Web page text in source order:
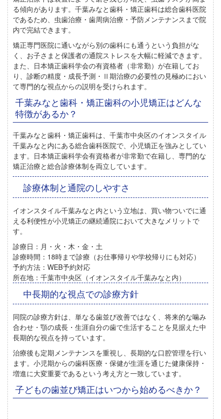
る傾向があります。千葉みなと歯科・矯正歯科は総合歯科医院
であるため、虫歯治療・歯周病治療・予防メンテナンスまで院
内で完結できます。
矯正専門医院に通いながら別の歯科にも通うという負担がな
く、 お子さまと保護者の通院ストレスを大幅に軽減できます。
また、日本矯正歯科学会の有資格者（非常勤）が在籍してお
り、診断の精度・成長予測・Ⅱ期治療の必要性の見極めにおい
て専門的な視点からの説明を受けられます。
千葉みなと歯科・矯正歯科の小児矯正はどんな
特徴があるか？
千葉みなと歯科・矯正歯科は、千葉市中央区のイオンスタイル
千葉みなと内にある総合歯科医院で、小児矯正を強みとしてい
ます。日本矯正歯科学会有資格者が非常勤で在籍し、専門的な
矯正治療と総合診療体制を両立しています。
診療体制と通院のしやすさ
イオンスタイル千葉みなと内という立地は、 買い物ついでに通
える利便性が小児矯正の継続通院において大きなメリットで
す。
診療日： 月・火・木・金・土
診療時間： 18時まで診療（お仕事帰りや学校帰りにも対応）
予約方法：WEB予約対応
所在地：千葉市中央区（イオンスタイル千葉みなと内）
中長期的な視点での診療方針
同院の診療方針は、単なる歯並び改善ではなく、将来的な噛み
合わせ・顎の成長・生涯自分の歯で生活することを見据えた中
長期的な視点を持っています。
治療後も定期メンテナンスを重視し、長期的な口腔管理を行い
ます。小児期からの歯科医療・保健が生涯を通じた健康保持・
増進に大変重要であるという考え方と一致しています。
子どもの歯並び矯正はいつから始めるべきか？